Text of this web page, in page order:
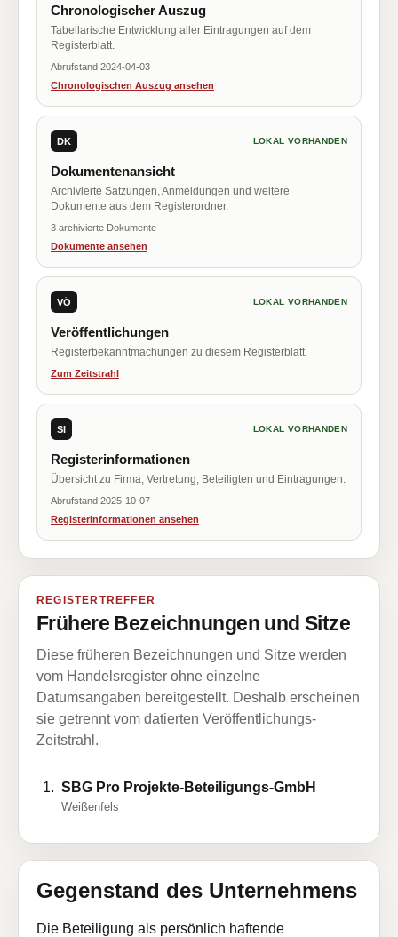
Chronologischer Auszug
Tabellarische Entwicklung aller Eintragungen auf dem
Registerblatt.
Abrufstand 2024-04-03
Chronologischen Auszug ansehen
DK LOKAL VORHANDEN
Dokumentenansicht
Archivierte Satzungen, Anmeldungen und weitere
Dokumente aus dem Registerordner.
3 archivierte Dokumente
Dokumente ansehen
VÖ LOKAL VORHANDEN
Veröffentlichungen
Registerbekanntmachungen zu diesem Registerblatt.
Zum Zeitstrahl
SI LOKAL VORHANDEN
Registerinformationen
Übersicht zu Firma, Vertretung, Beteiligten und Eintragungen.
Abrufstand 2025-10-07
Registerinformationen ansehen
REGISTERTREFFER
Frühere Bezeichnungen und Sitze
Diese früheren Bezeichnungen und Sitze werden
vom Handelsregister ohne einzelne
Datumsangaben bereitgestellt. Deshalb erscheinen
sie getrennt vom datierten Veröffentlichungs-
Zeitstrahl.
SBG Pro Projekte-Beteiligungs-GmbH
Weißenfels
Gegenstand des Unternehmens
Die Beteiligung als persönlich haftende